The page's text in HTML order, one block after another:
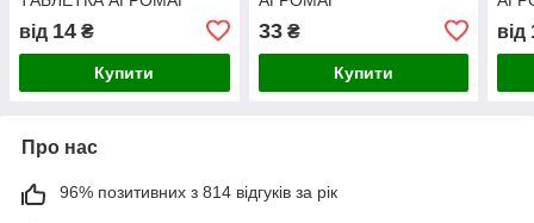
від 14 ₴
Купити
33₴
Купити
від
Про нас
96% позитивних з 814 відгуків за рік